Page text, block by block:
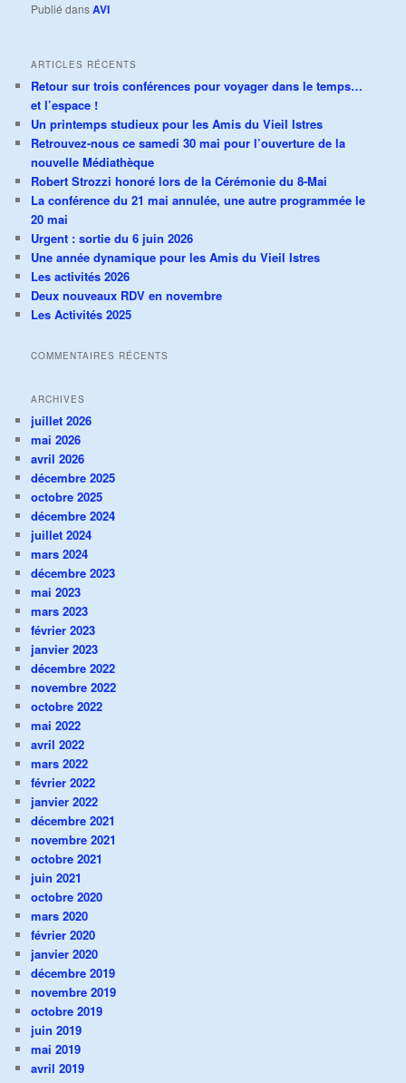
Publié dansAVI
ARTICLES RÉCENTS
Retour sur trois conférences pour voyager dans le temps…
et l’espace !
Un printemps studieux pour les Amis du Vieil Istres
Retrouvez-nous ce samedi 30 mai pour l’ouverture de la
nouvelle Médiathèque
Robert Strozzi honoré lors de la Cérémonie du 8-Mai
La conférence du 21 mai annulée, une autre programmée le
20 mai
Urgent : sortie du 6 juin 2026
Une année dynamique pour les Amis du Vieil Istres
Les activités 2026
Deux nouveaux RDV en novembre
Les Activités 2025
COMMENTAIRES RÉCENTS
ARCHIVES
juillet 2026
mai 2026
avril 2026
décembre 2025
octobre 2025
décembre 2024
juillet 2024
mars 2024
décembre 2023
mai 2023
mars 2023
février 2023
janvier 2023
décembre 2022
novembre 2022
octobre 2022
mai 2022
avril 2022
mars 2022
février 2022
janvier 2022
décembre 2021
novembre 2021
octobre 2021
juin 2021
octobre 2020
mars 2020
février 2020
janvier 2020
décembre 2019
novembre 2019
octobre 2019
juin 2019
mai 2019
avril 2019